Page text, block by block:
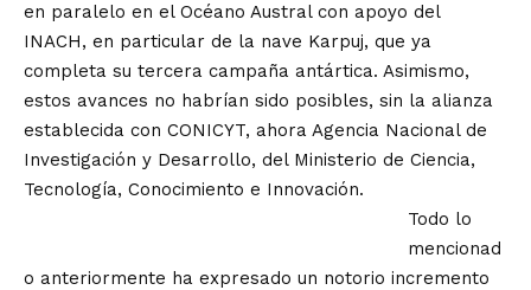
en paralelo en el Océano Austral con apoyo del
INACH, en particular de la nave Karpuj, que ya
completa su tercera campaña antártica. Asimismo,
estos avances no habrían sido posibles, sin la alianza
establecida con CONICYT, ahora Agencia Nacional de
Investigación y Desarrollo, del Ministerio de Ciencia,
Tecnología, Conocimiento e Innovación.
Todo lo
mencionad
o anteriormente ha expresado un notorio incremento